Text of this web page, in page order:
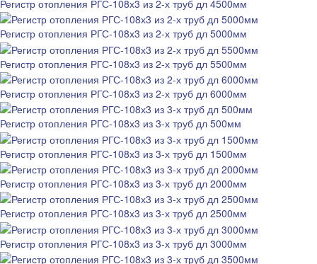
Регистр отопления РГС-108х3 из 2-х труб дл 4500мм
Регистр отопления РГС-108х3 из 2-х труб дл 5000мм
Регистр отопления РГС-108х3 из 2-х труб дл 5500мм
Регистр отопления РГС-108х3 из 2-х труб дл 6000мм
Регистр отопления РГС-108х3 из 3-х труб дл 500мм
Регистр отопления РГС-108х3 из 3-х труб дл 1500мм
Регистр отопления РГС-108х3 из 3-х труб дл 2000мм
Регистр отопления РГС-108х3 из 3-х труб дл 2500мм
Регистр отопления РГС-108х3 из 3-х труб дл 3000мм